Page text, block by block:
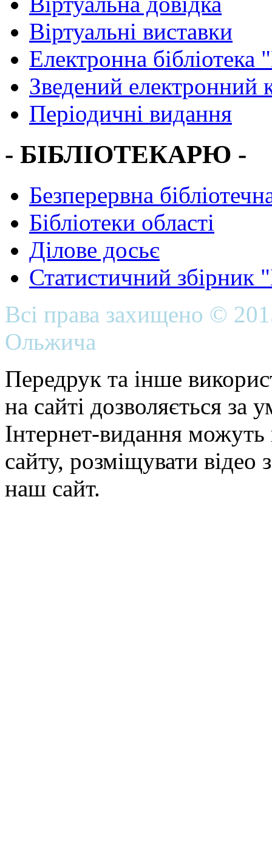
Віртуальні виставки
Електронна
Зведений електронний
Періодичні видання
- БІБЛІОТЕКАРЮ -
Безперервна
Бібліотеки області
Ділове досьє
Статистичний
Всі права захищено ©
Ольжича
Передрук та інше
на сайті дозволяється
Інтернет-видання можуть
сайту, розміщувати відео
наш сайт.